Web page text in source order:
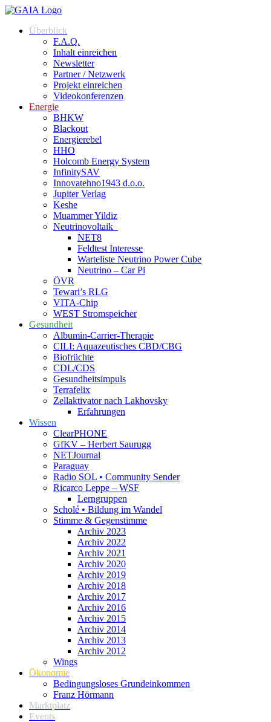
Überblick
F.A.Q.
Inhalt einreichen
Newsletter
Partner / Netzwerk
Projekt einreichen
Videokonferenzen
Energie
BHKW
Blackout
Energierebel
HHO
Holcomb Energy System
InfinitySAV
Innovatehno1943 d.o.o.
Jupiter Verlag
Keshe
Muammer Yildiz
Neutrinovoltaik
NET8
Feldtest Interesse
Warteliste Neutrino Power Cube
Neutrino – Car Pi
ÖVR
Tewari’s RLG
VITA-Chip
WEST Stromspeicher
Gesundheit
Albumin-Carrier-Therapie
CILI: Aquazeutisches CBD/CBG
Biofrüchte
CDL/CDS
Gesundheitsimpuls
Terrafelix
Zellaktivator nach Lakhovsky
Erfahrungen
Wissen
ClearPHONE
GfKV – Herbert Saurugg
NETJournal
Paraguay
Radio SOL • Community Sender
Ricarco Leppe – WSF
Lerngruppen
Scholé • Bildung im Wandel
Stimme & Gegenstimme
Archiv 2023
Archiv 2022
Archiv 2021
Archiv 2020
Archiv 2019
Archiv 2018
Archiv 2017
Archiv 2016
Archiv 2015
Archiv 2014
Archiv 2013
Archiv 2012
Wings
Ökonomie
Bedingungsloses Grundeinkommen
Franz Hörmann
Marktplatz
Events